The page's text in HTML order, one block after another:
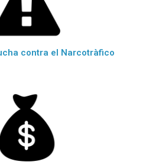
contra el Narcotràfico